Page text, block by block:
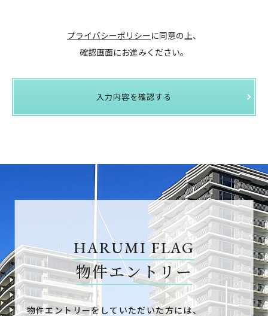
プライバシーポリシーに同意の上、
確認画面にお進みください。
入力内容を確認する
HARUMI FLAG
物件エントリー
物件エントリーをしていただいた方には、